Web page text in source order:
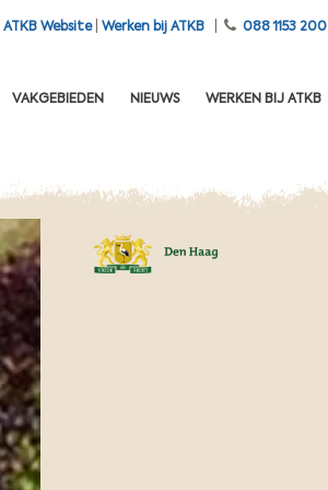
ATKB Website| Werken bij ATKB 088 1153 200
VAKGEBIEDEN NIEUWS WERKEN BIJ ATKB